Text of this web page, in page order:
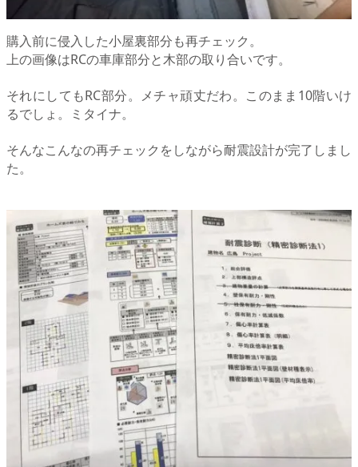
購入前に侵入した小屋裏部分も再チェック。
上の画像はRCの車庫部分と木部の取り合いです。
それにしてもRC部分。メチャ頑丈だわ。このまま10階いけ
るでしょ。ミタイナ。
そんなこんなの再チェックをしながら耐震設計が完了しまし
た。